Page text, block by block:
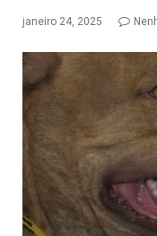
janeiro 24, 2025